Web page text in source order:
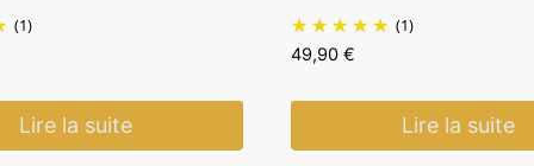
(1)
Lire la suite
(1)
49,90 €
Lire la suite